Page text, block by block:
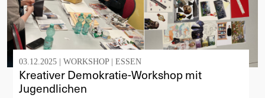
03.12.2025 | WORKSHOP ESSEN
Kreativer Demokratie-Workshop mit
Jugendlichen